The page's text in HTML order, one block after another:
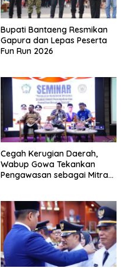
Bupati Bantaeng Resmikan
Gapura dan Lepas Peserta
Fun Run 2026
Cegah Kerugian Daerah,
Wabup Gowa Tekankan
Pengawasan sebagai Mitra